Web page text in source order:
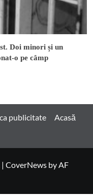
Doi minori și un
o pe câmp
publicitate
Acasă
| CoverNews by AF